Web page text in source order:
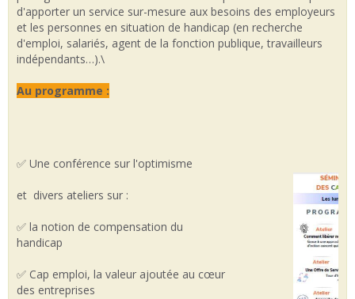
d'apporter un service sur-mesure aux besoins des employeurs
et les personnes en situation de handicap (en recherche
d'emploi, salariés, agent de la fonction publique, travailleurs
indépendants…).\
Au programme :
✅ Une conférence sur l'optimisme
et divers ateliers sur :
✅ la notion de compensation du
handicap
✅ Cap emploi, la valeur ajoutée au cœur
des entreprises